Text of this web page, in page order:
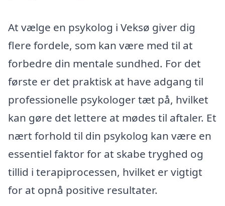
At vælge en psykolog i Veksø giver dig
flere fordele, som kan være med til at
forbedre din mentale sundhed. For det
første er det praktisk at have adgang til
professionelle psykologer tæt på, hvilket
kan gøre det lettere at mødes til aftaler. Et
nært forhold til din psykolog kan være en
essentiel faktor for at skabe tryghed og
tillid i terapiprocessen, hvilket er vigtigt
for at opnå positive resultater.